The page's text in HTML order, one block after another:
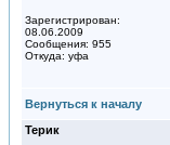
Зарегистрирован:
08.06.2009
Сообщения: 955
Откуда: уфа
Вернуться к началу
Терик